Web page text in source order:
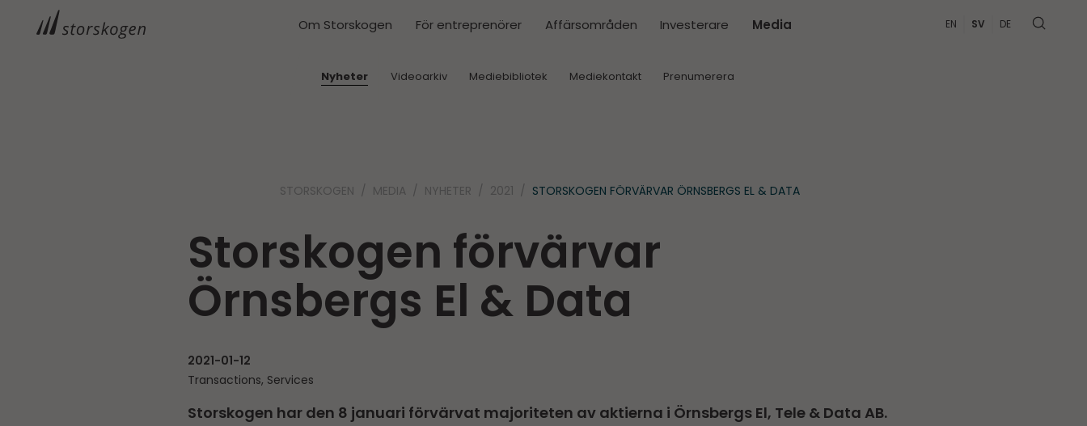
Om Storskogen För entreprenörer Affärsområden Investerare Media
Nyheter Videoarkiv Mediebibliotek Mediekontakt Prenumerera
EN SV DE
STORSKOGEN MEDIA NYHETER 2021 STORSKOGEN FÖRVÄRVAR ÖRNSBERGS EL & DATA
Storskogen förvärvar
Örnsbergs El & Data
2021-01-12
Transactions, Services
Storskogen har den 8 januari förvärvat majoriteten av aktierna i Örnsbergs El, Tele & Data AB.